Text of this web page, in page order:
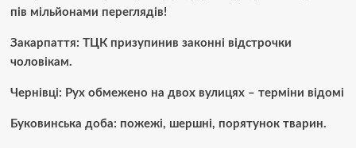
пів мільйонами переглядів!
Закарпаття: ТЦК призупинив законні відстрочки
чоловікам.
Чернівці: Рух обмежено на двох вулицях – терміни відомі
Буковинська доба: пожежі, шершні, порятунок тварин.